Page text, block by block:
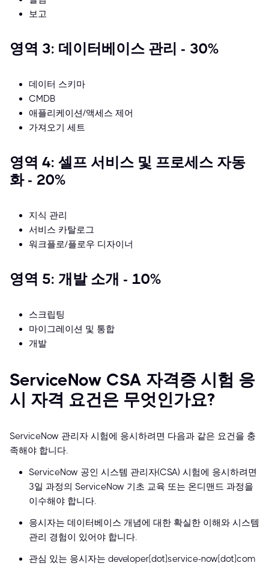
보고
영역 3: 데이터베이스 관리 - 30%
데이터 스키마
CMDB
애플리케이션/액세스 제어
가져오기 세트
영역 4: 셀프 서비스 및 프로세스 자동
화 - 20%
지식 관리
서비스 카탈로그
워크플로/플로우 디자이너
영역 5: 개발 소개 - 10%
스크립팅
마이그레이션 및 통합
개발
ServiceNow CSA 자격증 시험 응
시 자격 요건은 무엇인가요?
ServiceNow 관리자 시험에 응시하려면 다음과 같은 요건을 충
족해야 합니다.
ServiceNow 공인 시스템 관리자(CSA) 시험에 응시하려면
3일 과정의 ServiceNow 기초 교육 또는 온디맨드 과정을
이수해야 합니다.
응시자는 데이터베이스 개념에 대한 확실한 이해와 시스템
관리 경험이 있어야 합니다.
관심 있는 응시자는 developer[dot]service-now[dot]com